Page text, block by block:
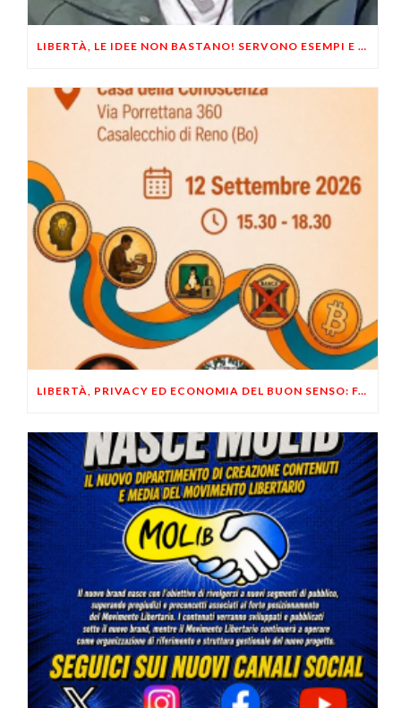
LIBERTÀ, LE IDEE NON BASTANO! SERVONO ESEMPI E UN PO’ DI COERENZA
LIBERTÀ, PRIVACY ED ECONOMIA DEL BUON SENSO: FACCO E MUSUMECI A CASALECCHIO DI RENO (BO)